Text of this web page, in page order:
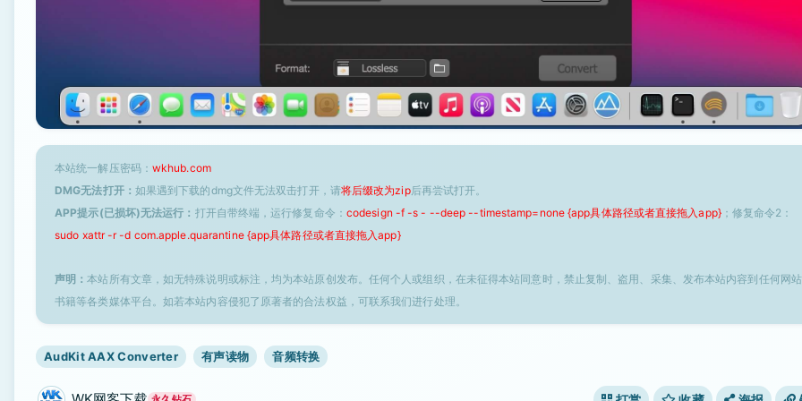
本站统一解压密码： wkhub.com
DMG无法打开： 如果遇到下载的dmg文件无法双击打开，请将后缀改为zip后再尝试打开。
APP提示(已损坏)无法运行： 打开自带终端，运行修复命令： codesign -f -s - --deep --timestamp=none {app具体路径或者直接拖入app}；修复命令2：
sudo xattr -r -d com.apple.quarantine {app具体路径或者直接拖入app}
声明：本站所有文章，如无特殊说明或标注，均为本站原创发布。任何个人或组织，在未征得本站同意时，禁止复制、盗用、采集、发布本站内容到任何网
书籍等各类媒体平台。如若本站内容侵犯了原著者的合法权益，可联系我们进行处理。
AudKit AAX Converter 有声读物 音频转换